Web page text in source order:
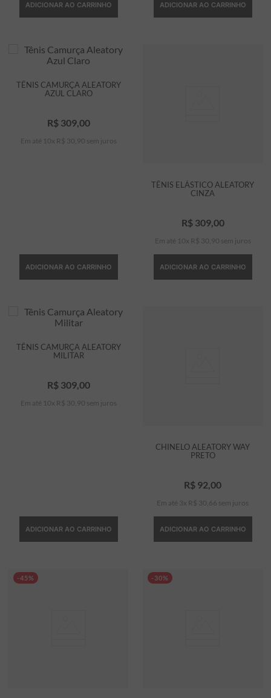
ADICIONAR AO CARRINHO ADICIONAR AO CARRINHO
TÊNIS CAMURÇA ALEATORY
AZUL CLARO
R$ 309, 00
Em até 10 x R$ 30 90 sem juros
ADICIONAR AO CARRINHO
TÊNIS ELÁSTICO ALEATORY
CINZA
R$ 309, 00
Em até 10 x R$ 30 90 sem juros
ADICIONAR AO CARRINHO
TÊNIS CAMURÇA ALEATORY
MILITAR
R$ 309, 00
Em até 10 x R$ 30 90 sem juros
ADICIONAR AO CARRINHO
CHINELO ALEATORY WAY
PRETO
R$ 92 00
Em até 3 x R$ 30 66 sem juros
ADICIONAR AO CARRINHO
-45% -30%